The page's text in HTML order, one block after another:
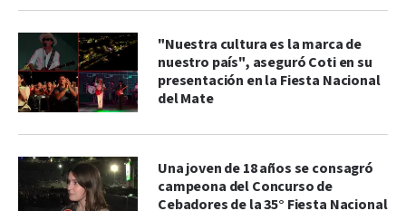
"Nuestra cultura es la marca de
nuestro país", aseguró Coti en su
presentación en la Fiesta Nacional
del Mate
Una joven de 18 años se consagró
campeona del Concurso de
Cebadores de la 35° Fiesta Nacional